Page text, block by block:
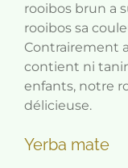
rooibos brun a
rooibos sa
Contrairement
contient ni
enfants, notre
délicieuse.
Yerba mate